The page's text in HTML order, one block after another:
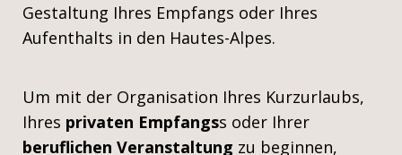
Gestaltung Ihres Empfangs oder Ihres
Aufenthalts in den Hautes-Alpes.
Um mit der Organisation Ihres Kurzurlaubs,
Ihres privaten Empfangss oder Ihrer
beruflichen Veranstaltung zu beginnen,